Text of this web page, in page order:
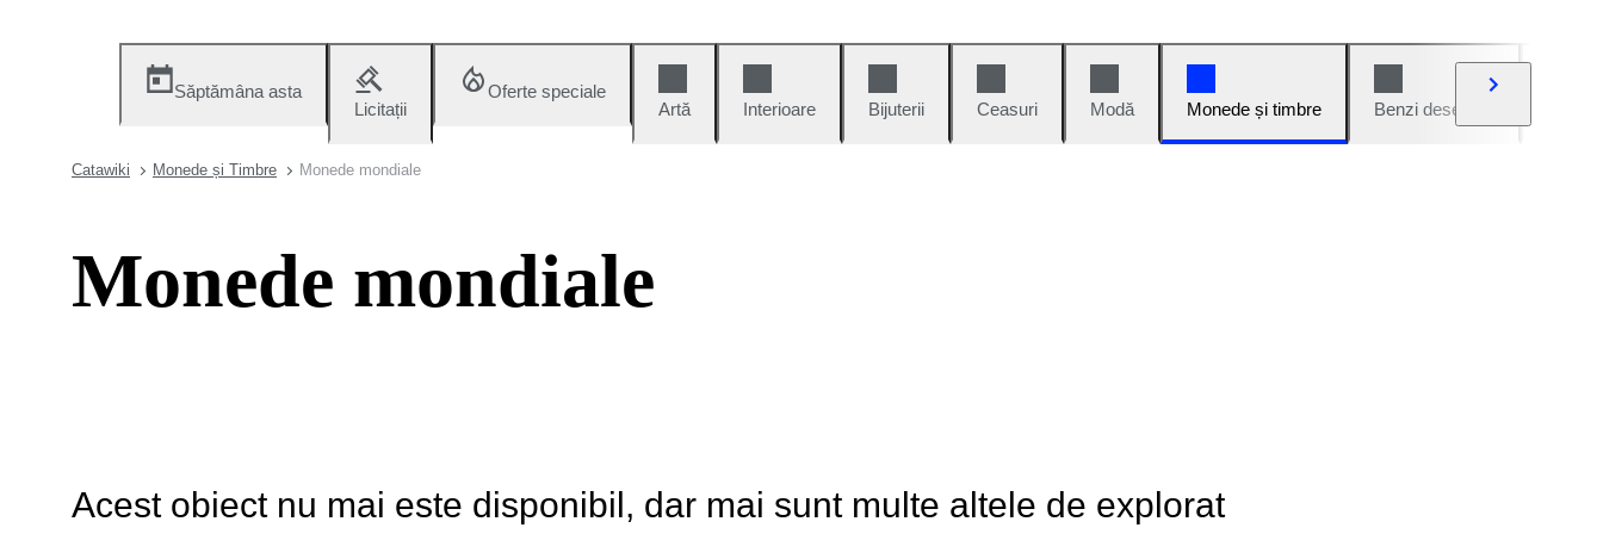
Săptămâna asta
Licitații
Oferte speciale
Artă
Interioare Bijuterii Ceasuri Modă Monede și timbre Benzi desenate
Catawiki Monede și Timbre Monede mondiale
Monede mondiale
Acest obiect nu mai este disponibil, dar mai sunt multe altele de explorat